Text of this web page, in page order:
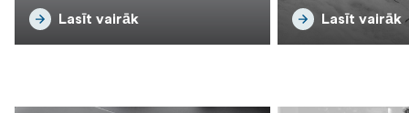
photographers
Lasīt vairāk
Camera
Lasīt vairāk